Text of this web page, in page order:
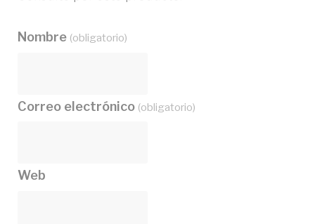
Nombre (obligatorio)
Correo electrónico (obligatorio)
Web